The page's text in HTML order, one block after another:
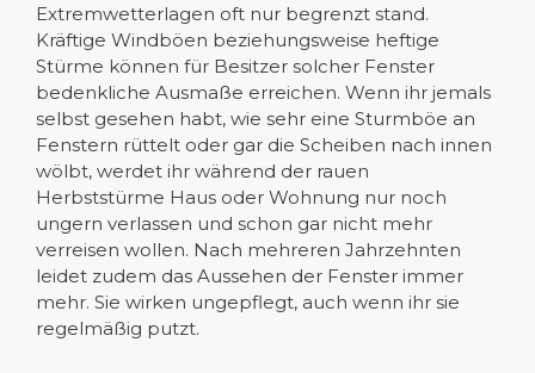
Extremwetterlagen oft nur begrenzt stand.
Kräftige Windböen beziehungsweise heftige
Stürme können für Besitzer solcher Fenster
bedenkliche Ausmaße erreichen. Wenn ihr jemals
selbst gesehen habt, wie sehr eine Sturmböe an
Fenstern rüttelt oder gar die Scheiben nach innen
wölbt, werdet ihr während der rauen
Herbststürme Haus oder Wohnung nur noch
ungern verlassen und schon gar nicht mehr
verreisen wollen. Nach mehreren Jahrzehnten
leidet zudem das Aussehen der Fenster immer
mehr. Sie wirken ungepflegt, auch wenn ihr sie
regelmäßig putzt.